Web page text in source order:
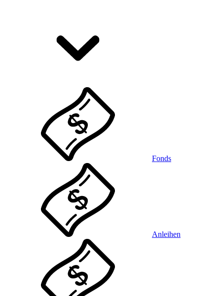
Fonds
Anleihen